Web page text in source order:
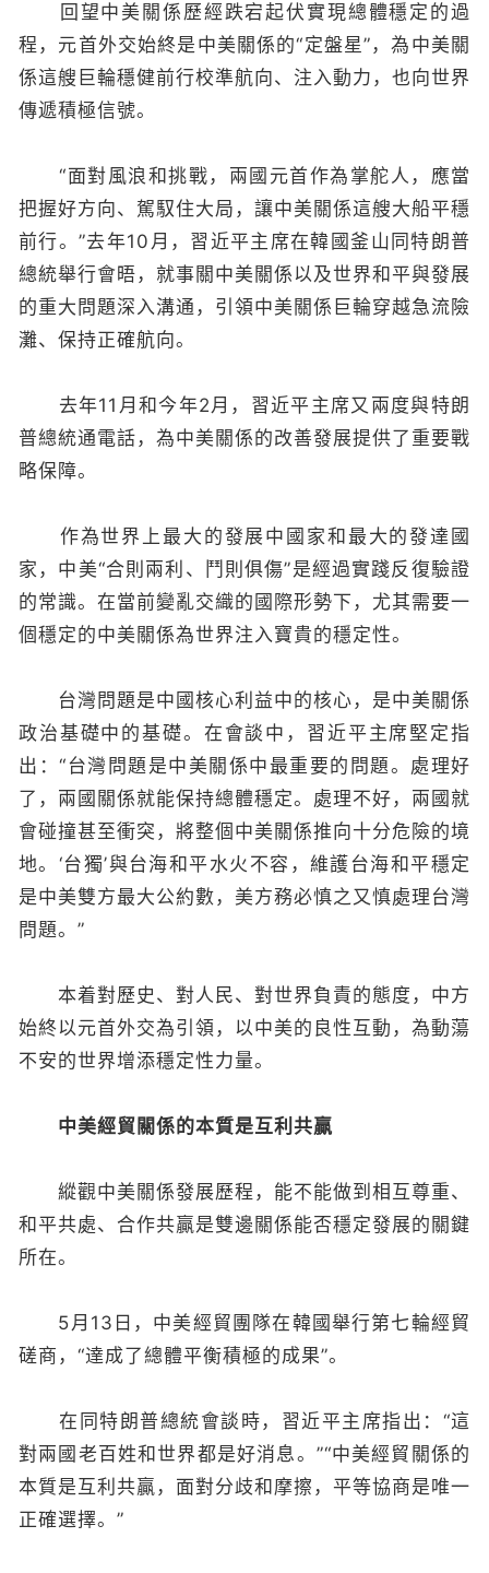
回望中美關係歷經跌宕起伏實現總體穩定的過
程，元首外交始終是中美關係的“定盤星”，為中美關
係這艘巨輪穩健前行校準航向、注入動力，也向世界
傳遞積極信號。
“面對風浪和挑戰，兩國元首作為掌舵人，應當
把握好方向、駕馭住大局，讓中美關係這艘大船平穩
前行。”去年10月，習近平主席在韓國釜山同特朗普
總統舉行會晤，就事關中美關係以及世界和平與發展
的重大問題深入溝通，引領中美關係巨輪穿越急流險
灘、保持正確航向。
去年11月和今年2月，習近平主席又兩度與特朗
普總統通電話，為中美關係的改善發展提供了重要戰
略保障。
作為世界上最大的發展中國家和最大的發達國
家，中美“合則兩利、鬥則俱傷”是經過實踐反復驗證
的常識。在當前變亂交織的國際形勢下，尤其需要一
個穩定的中美關係為世界注入寶貴的穩定性。
台灣問題是中國核心利益中的核心，是中美關係
政治基礎中的基礎。在會談中，習近平主席堅定指
出：“台灣問題是中美關係中最重要的問題。處理好
了，兩國關係就能保持總體穩定。處理不好，兩國就
會碰撞甚至衝突，將整個中美關係推向十分危險的境
地。‘台獨’與台海和平水火不容，維護台海和平穩定
是中美雙方最大公約數，美方務必慎之又慎處理台灣
問題。”
本着對歷史、對人民、對世界負責的態度，中方
始終以元首外交為引領，以中美的良性互動，為動蕩
不安的世界增添穩定性力量。
中美經貿關係的本質是互利共贏
縱觀中美關係發展歷程，能不能做到相互尊重、
和平共處、合作共贏是雙邊關係能否穩定發展的關鍵
所在。
5月13日，中美經貿團隊在韓國舉行第七輪經貿
磋商，“達成了總體平衡積極的成果”。
在同特朗普總統會談時，習近平主席指出：“這
對兩國老百姓和世界都是好消息。”“中美經貿關係的
本質是互利共贏，面對分歧和摩擦，平等協商是唯一
正確選擇。”